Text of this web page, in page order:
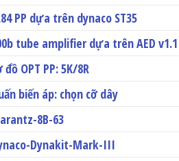
PP dựa trên dynaco ST35
tube amplifier dựa trên AED v1.1
đồ OPT PP: 5K/8R
biến áp: chọn cỡ dây
8B-63
Dynakit-Mark-III